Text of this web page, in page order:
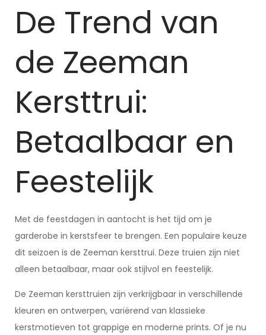
De Trend van
de Zeeman
Kersttrui:
Betaalbaar en
Feestelijk
Met de feestdagen in aantocht is het tijd om je
garderobe in kerstsfeer te brengen. Een populaire keuze
dit seizoen is de Zeeman kersttrui. Deze truien zijn niet
alleen betaalbaar, maar ook stijlvol en feestelijk.
De Zeeman kersttruien zijn verkrijgbaar in verschillende
kleuren en ontwerpen, variërend van klassieke
kerstmotieven tot grappige en moderne prints. Of je nu